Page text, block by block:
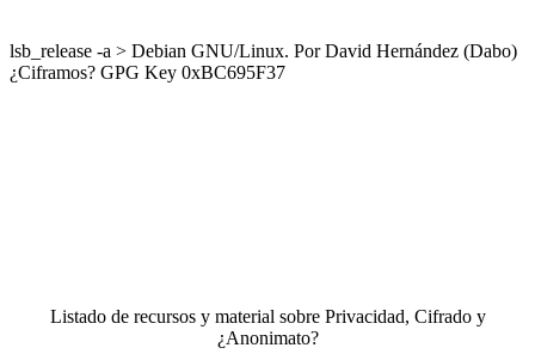
lsb_release -a > Debian GNU/Linux. Por David Hernández (Dabo)
¿Ciframos? GPG Key 0xBC695F37
Listado de recursos y material sobre Privacidad, Cifrado y
¿Anonimato?